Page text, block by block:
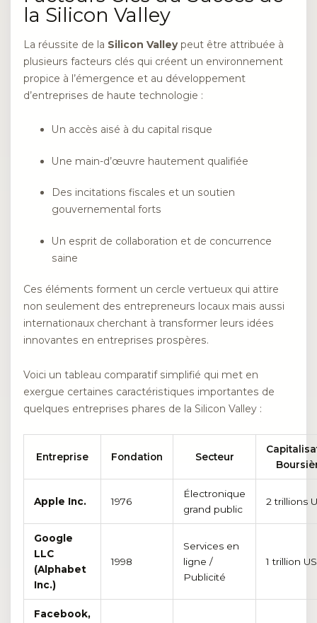
la Silicon Valley
La réussite de la Silicon Valleypeut être attribuée à
plusieurs facteurs clés qui créent un environnement
propice à l’émergence et au développement
d’entreprises de haute technologie :
Un accès aisé à du capital risque
Une main-d’œuvre hautement qualifiée
Des incitations fiscales et un soutien
gouvernemental forts
Un esprit de collaboration et de concurrence
saine
Ces éléments forment un cercle vertueux qui attire
non seulement des entrepreneurs locaux mais aussi
internationaux cherchant à transformer leurs idées
innovantes en entreprises prospères.
Voici un tableau comparatif simplifié qui met en
exergue certaines caractéristiques importantes de
quelques entreprises phares de la Silicon Valley :
Entreprise Fondation Secteur
Apple Inc. 1976
Électronique
grand public
2 trillions
Google
LLC
(Alphabet
Inc.)
1998
Services en
ligne /
Publicité
1 trillion
Facebook,